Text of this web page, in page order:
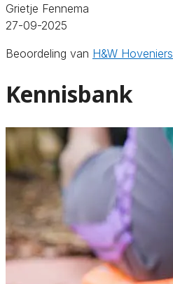
Grietje Fennema
27-09-2025
Beoordeling van H&W Hoveniers
Kennisbank